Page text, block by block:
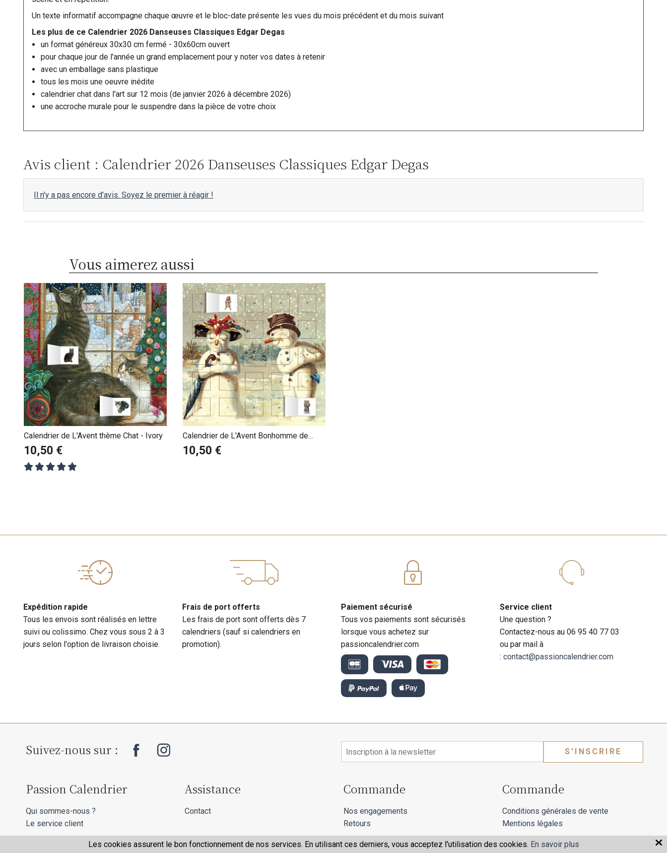
Un texte informatif accompagne chaque œuvre et le bloc-date présente les vues du mois précédent et du mois suivant
Les plus de ce Calendrier 2026 Danseuses Classiques Edgar Degas
un format généreux 30x30 cm fermé - 30x60cm ouvert
pour chaque jour de l'année un grand emplacement pour y noter vos dates à retenir
avec un emballage sans plastique
tous les mois une oeuvre inédite
calendrier chat dans l'art sur 12 mois (de janvier 2026 à décembre 2026)
une accroche murale pour le suspendre dans la pièce de votre choix
Avis client : Calendrier 2026 Danseuses Classiques Edgar Degas
Il n'y a pas encore d'avis. Soyez le premier à réagir !
Vous aimerez aussi
Calendrier de L'Avent thème Chat - Ivory
10,50 €
Calendrier de L'Avent Bonhomme de
neige
10,50 €
Expédition rapide
Tous les envois sont réalisés en lettre
suivi ou colissimo. Chez vous sous 2 à 3
jours selon l'option de livraison choisie.
Frais de port offerts
Les frais de port sont offerts dès 7
calendriers (sauf si calendriers en
promotion).
Paiement sécurisé
Tous vos paiements sont sécurisés
lorsque vous achetez sur
passioncalendrier.com
Service client
Une question ?
Contactez-nous au 06 95 40 77 03
ou par mail à
: contact@passioncalendrier.com
Suivez-nous sur : S'INSCRIRE
Passion Calendrier
Qui sommes-nous ?
Le service client
Assistance
Contact
Commande
Nos engagements
Retours
Commande
Conditions générales de vente
Mentions légales
Les cookies assurent le bon fonctionnement de nos services. En utilisant ces derniers, vous acceptez l'utilisation des cookies. En savoir plus